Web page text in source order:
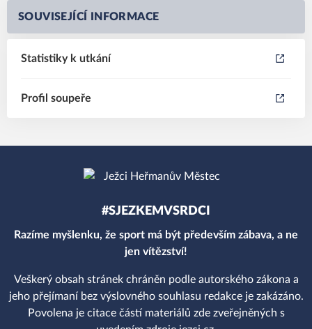
SOUVISEJÍCÍ INFORMACE
Statistiky k utkání
Profil soupeře
#SJEZKEMVSRDCI
Razíme myšlenku, že sport má být především zábava, a ne
jen vítězství!
Veškerý obsah stránek chráněn podle autorského zákona a
jeho přejímaní bez výslovného souhlasu redakce je zakázáno.
Povolena je citace částí materiálů zde zveřejněných s